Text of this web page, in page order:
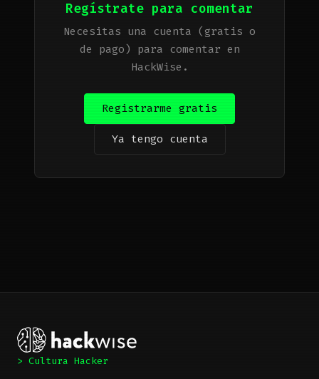
Regístrate para comentar
Necesitas una cuenta (gratis o
de pago) para comentar en
HackWise.
Registrarme gratis
Ya tengo cuenta
> Cultura Hacker